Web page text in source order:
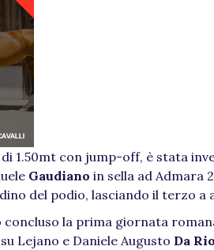
di 1.50mt con jump-off, è stata
Gaudiano in sella ad Admara
del podio, lasciando il terzo a
concluso la prima giornata
su Lejano e Daniele Augusto Da